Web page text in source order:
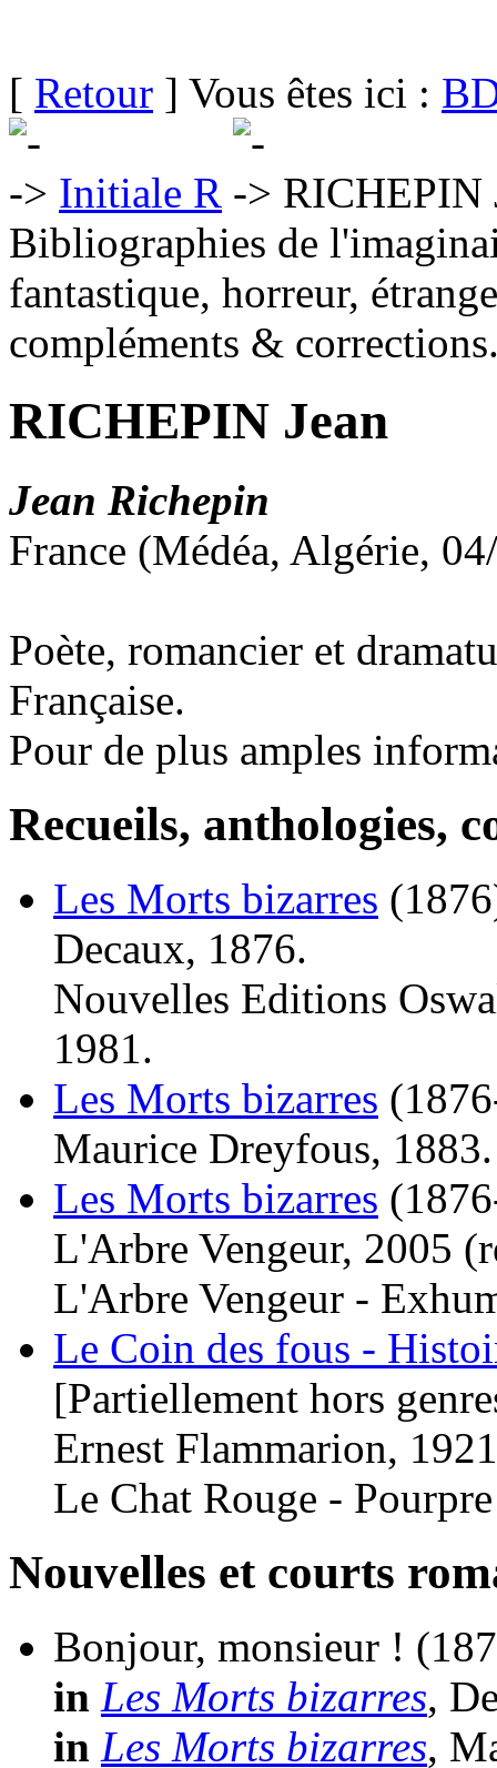
[ Retour ] Vous êtes ici :
Initiale R
RICHEPIN
Bibliographies de
fantastique, horreur,
compléments &
RICHEPIN Jean
Jean Richepin
France (Médéa, Algérie,
Poète, romancier et
Française.
Pour de plus amples
Recueils, anthologies,
Les Morts bizarres
Decaux, 1876.
Nouvelles Editions
1981.
Les Morts bizarres
Maurice Dreyfous, 1883.
Les Morts bizarres
L'Arbre Vengeur, 2005 (
L'Arbre Vengeur -
Le Coin des fous -
[Partiellement hors
Ernest Flammarion,
Le Chat Rouge -
Nouvelles et courts
Bonjour, monsieur !
in Les Morts bizarres,
in Les Morts bizarres,